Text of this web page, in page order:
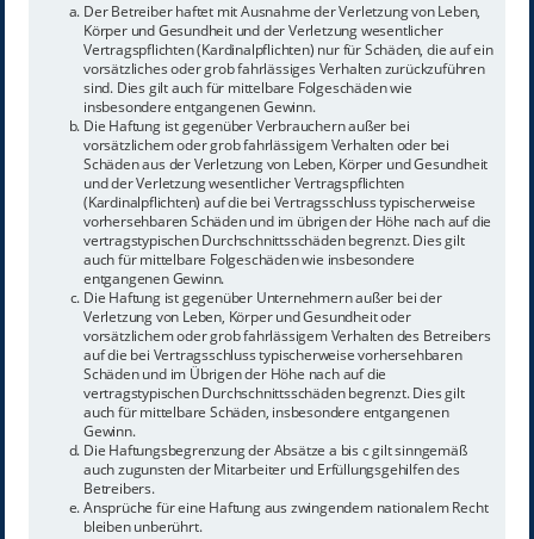
Der Betreiber haftet mit Ausnahme der Verletzung von Leben,
Körper und Gesundheit und der Verletzung wesentlicher
Vertragspflichten (Kardinalpflichten) nur für Schäden, die auf ein
vorsätzliches oder grob fahrlässiges Verhalten zurückzuführen
sind. Dies gilt auch für mittelbare Folgeschäden wie
insbesondere entgangenen Gewinn.
Die Haftung ist gegenüber Verbrauchern außer bei
vorsätzlichem oder grob fahrlässigem Verhalten oder bei
Schäden aus der Verletzung von Leben, Körper und Gesundheit
und der Verletzung wesentlicher Vertragspflichten
(Kardinalpflichten) auf die bei Vertragsschluss typischerweise
vorhersehbaren Schäden und im übrigen der Höhe nach auf die
vertragstypischen Durchschnittsschäden begrenzt. Dies gilt
auch für mittelbare Folgeschäden wie insbesondere
entgangenen Gewinn.
Die Haftung ist gegenüber Unternehmern außer bei der
Verletzung von Leben, Körper und Gesundheit oder
vorsätzlichem oder grob fahrlässigem Verhalten des Betreibers
auf die bei Vertragsschluss typischerweise vorhersehbaren
Schäden und im Übrigen der Höhe nach auf die
vertragstypischen Durchschnittsschäden begrenzt. Dies gilt
auch für mittelbare Schäden, insbesondere entgangenen
Gewinn.
Die Haftungsbegrenzung der Absätze a bis c gilt sinngemäß
auch zugunsten der Mitarbeiter und Erfüllungsgehilfen des
Betreibers.
Ansprüche für eine Haftung aus zwingendem nationalem Recht
bleiben unberührt.